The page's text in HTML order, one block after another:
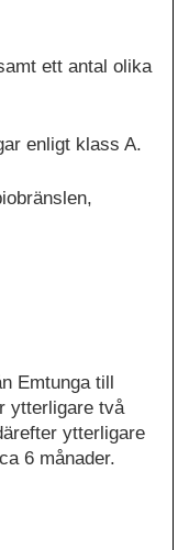
ett antal olika
enligt klass A.
Emtunga till
ytterligare två
ytterligare
6 månader.